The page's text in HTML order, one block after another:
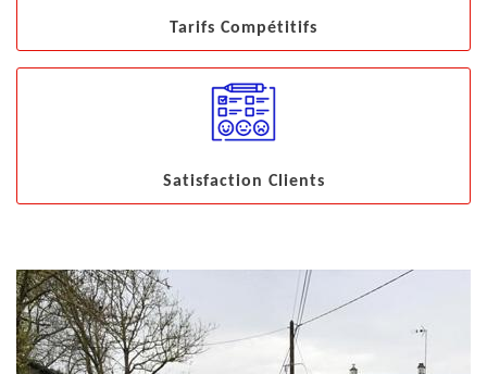
Tarifs Compétitifs
Satisfaction Clients